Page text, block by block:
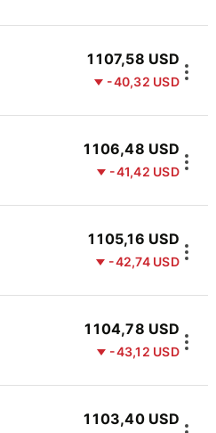
1 107,58 USD
-40,32 USD
1 106,48 USD
-41,42 USD
1 105,16 USD
-42,74 USD
1 104,78 USD
-43,12 USD
1 103,40 USD